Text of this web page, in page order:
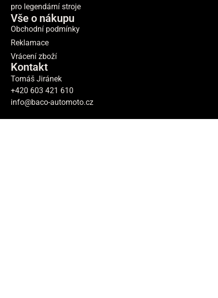
pro legendární stroje
Vše o nákupu
Obchodní podmínky
Reklamace
Vrácení zboží
Kontakt
Tomáš Jiránek
+420 603 421 610
info@baco-automoto.cz